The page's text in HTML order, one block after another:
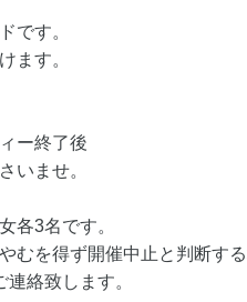
です。
ます。
ー終了後
いませ。
各3名です。
を得ず開催中止と判断する
絡致します。